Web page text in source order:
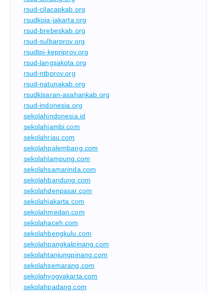
rsud-cilacapkab.org
rsudkoja-jakarta.org
rsud-brebeskab.org
rsud-sulbarprov.org
rsudtpi-kepriprov.org
rsud-langsakota.org
rsud-ntbprov.org
rsud-natunakab.org
rsudkisaran-asahankab.org
rsud-indonesia.org
sekolahindonesia.id
sekolahjambi.com
sekolahriau.com
sekolahpalembang.com
sekolahlampung.com
sekolahsamarinda.com
sekolahbandung.com
sekolahdenpasar.com
sekolahjakarta.com
sekolahmedan.com
sekolahaceh.com
sekolahbengkulu.com
sekolahpangkalpinang.com
sekolahtanjungpinang.com
sekolahsemarang.com
sekolahyogyakarta.com
sekolahpadang.com